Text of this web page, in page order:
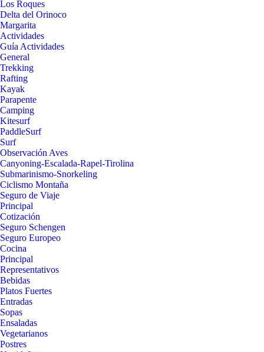
Los Roques
Delta del Orinoco
Margarita
Actividades
Guía Actividades
General
Trekking
Rafting
Kayak
Parapente
Camping
Kitesurf
PaddleSurf
Surf
Observación Aves
Canyoning-Escalada-Rapel-Tirolina
Submarinismo-Snorkeling
Ciclismo Montaña
Seguro de Viaje
Principal
Cotización
Seguro Schengen
Seguro Europeo
Cocina
Principal
Representativos
Bebidas
Platos Fuertes
Entradas
Sopas
Ensaladas
Vegetarianos
Postres